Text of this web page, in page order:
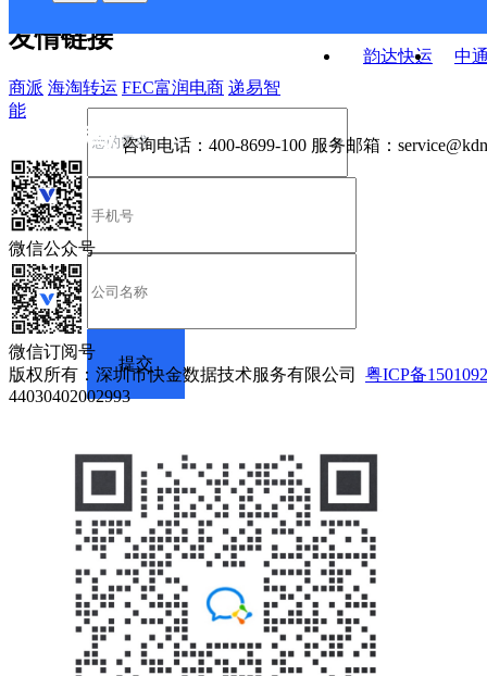
韵达快运
中
友情链接
商派 海淘转运 FEC富润电商 递易智
能
咨询电话： 400-8699-100 服务邮箱：
微信公众号
微信订阅号
版权所有：深圳市快金数据技术服务有限公司 粤ICP备
44030402002993